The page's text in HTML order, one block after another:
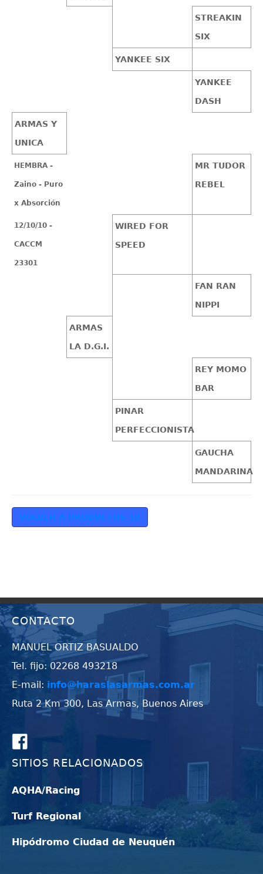
STREAKIN
SIX
YANKEE SIX
YANKEE
DASH
ARMAS Y
UNICA
HEMBRA -
Zaino - Puro
x Absorción
MR TUDOR
REBEL
12/10/10 -
CACCM
23301
WIRED FOR
SPEED
FAN RAN
NIPPI
ARMAS
LA D.G.I.
REY MOMO
BAR
PINAR
PERFECCIONISTA
GAUCHA
MANDARINA
VOLVER A PRODUCTOS 10
CONTACTO
MANUEL ORTIZ BASUALDO
Tel. fijo: 02268 493218
E-mail: info@haraslasarmas.com.ar
Ruta 2 Km 300, Las Armas, Buenos Aires
SITIOS RELACIONADOS
AQHA/Racing
Turf Regional
Hipódromo Ciudad de Neuquén